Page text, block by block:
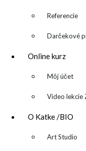
Referencie
Darčekové
Online kurz
▼ Môj účet
Video lekcie
O Katke /BIO
▼ Art Studio
SPOLUPRÁCA/
OCHRANA
FREEBIES – stiahnite
FAQ / často kladené
Copyright © 2026